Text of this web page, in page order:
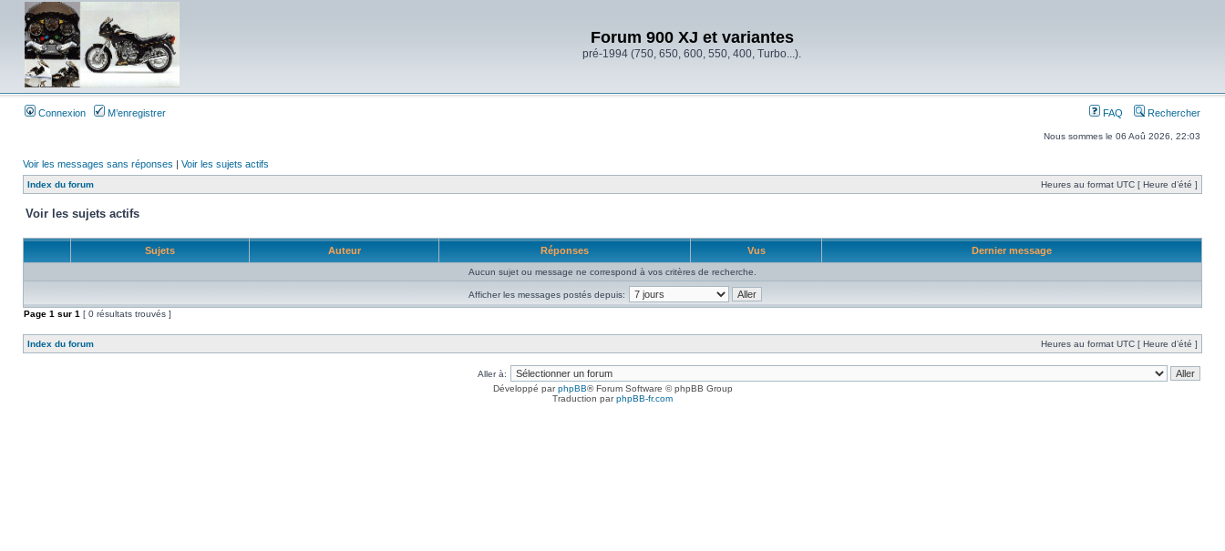
Forum 900 XJ et variantes
pré-1994 (750, 650, 600, 550, 400, Turbo...).
Connexion M’enregistrer FAQ Rechercher
Nous sommes le 06 Aoû 2026, 22:03
Voir les messages sans réponses | Voir les sujets actifs
Index du forum Heures au format UTC [ Heure d’été ]
Voir les sujets actifs
Sujets Auteur Réponses Vus Dernier message
Aucun sujet ou message ne correspond à vos critères de recherche.
Afficher les messages postés depuis:
Page 1 sur 1 [ 0 résultats trouvés ]
Index du forum Heures au format UTC [ Heure d’été ]
Aller à:
Développé parphpBB® Forum Software © phpBB Group
Traduction parphpBB-fr.com